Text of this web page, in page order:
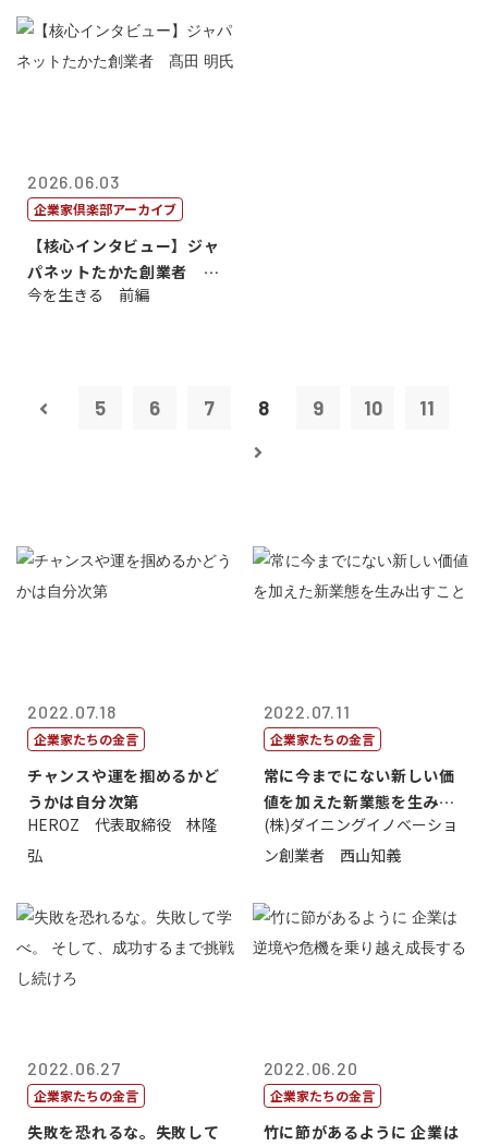
2026.06.03
企業家倶楽部アーカイブ
【核心インタビュー】ジャ
パネットたかた創業者 髙
田 明氏
今を生きる 前編
5 6 7 8 9 10 11
2022.07.18
企業家たちの金言
チャンスや運を掴めるかど
うかは自分次第
HEROZ 代表取締役 林隆
弘
2022.07.11
企業家たちの金言
常に今までにない新しい価
値を加えた新業態を生み出
すこと
(株)ダイニングイノベーショ
ン創業者 西山知義
2022.06.27
企業家たちの金言
失敗を恐れるな。失敗して
2022.06.20
企業家たちの金言
竹に節があるように 企業は